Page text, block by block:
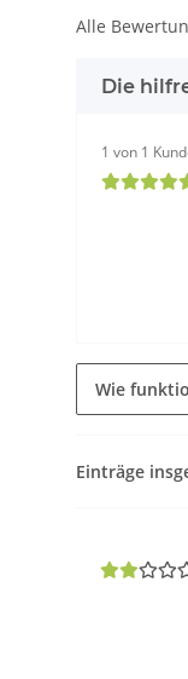
Alle
Die
1 von 1
Wie
Einträge